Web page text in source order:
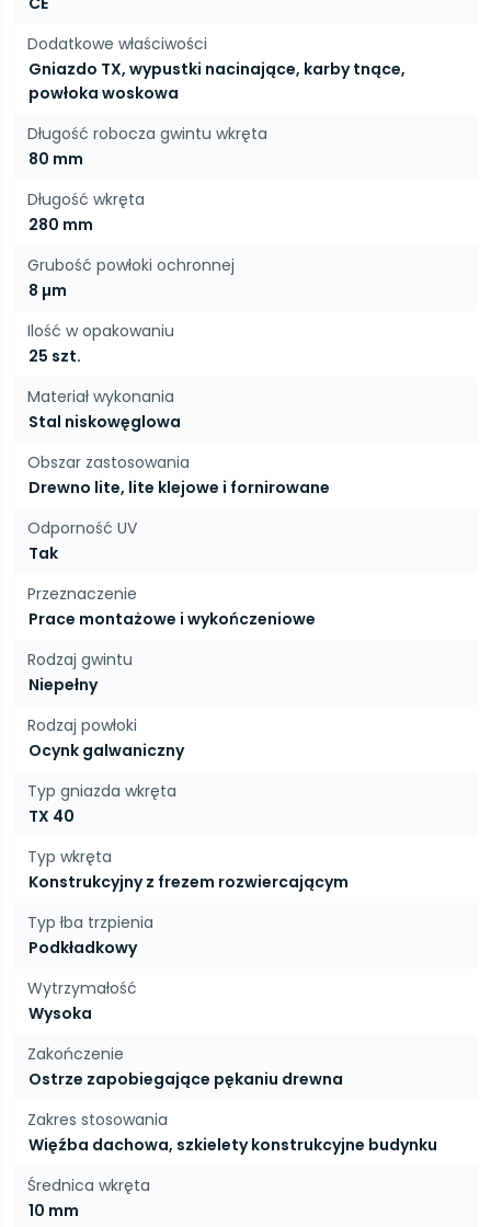
Dodatkowe właściwości
Gniazdo TX, wypustki nacinające, karby tnące,
powłoka woskowa
Długość robocza gwintu wkręta
80 mm
Długość wkręta
280 mm
Grubość powłoki ochronnej
8 µm
Ilość w opakowaniu
25 szt.
Materiał wykonania
Stal niskowęglowa
Obszar zastosowania
Drewno lite, lite klejowe i fornirowane
Odporność UV
Tak
Przeznaczenie
Prace montażowe i wykończeniowe
Rodzaj gwintu
Niepełny
Rodzaj powłoki
Ocynk galwaniczny
Typ gniazda wkręta
TX 40
Typ wkręta
Konstrukcyjny z frezem rozwiercającym
Typ łba trzpienia
Podkładkowy
Wytrzymałość
Wysoka
Zakończenie
Ostrze zapobiegające pękaniu drewna
Zakres stosowania
Więźba dachowa, szkielety konstrukcyjne budynku
Średnica wkręta
10 mm